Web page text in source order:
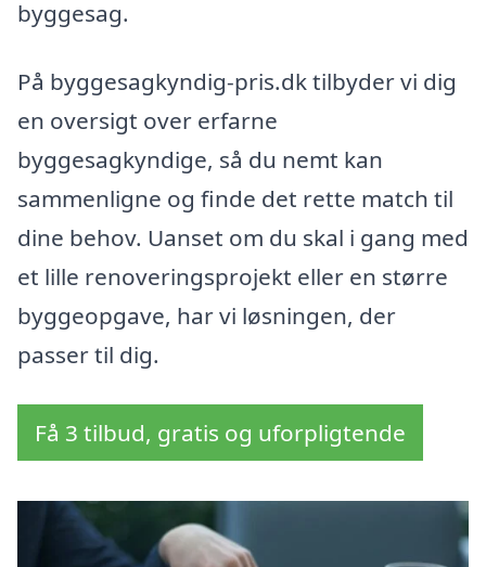
byggesag.
På byggesagkyndig-pris.dk tilbyder vi dig
en oversigt over erfarne
byggesagkyndige, så du nemt kan
sammenligne og finde det rette match til
dine behov. Uanset om du skal i gang med
et lille renoveringsprojekt eller en større
byggeopgave, har vi løsningen, der
passer til dig.
Få 3 tilbud, gratis og uforpligtende